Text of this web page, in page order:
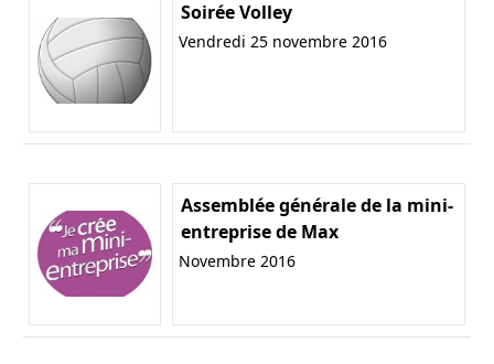
Soirée Volley
Vendredi 25 novembre 2016
Assemblée générale de la mini-
entreprise de Max
Novembre 2016